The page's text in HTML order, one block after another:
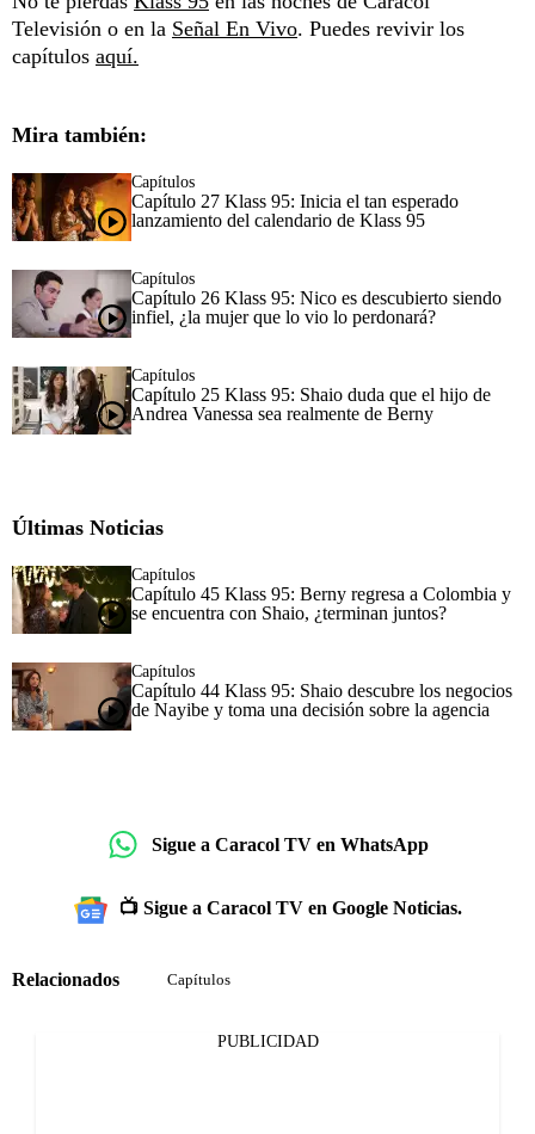
Televisión o en la Señal En Vivo. Puedes revivir los
capítulos aquí.
Mira también:
Capítulos
Capítulo 27 Klass 95: Inicia el tan esperado
lanzamiento del calendario de Klass 95
Capítulos
Capítulo 26 Klass 95: Nico es descubierto siendo
infiel, ¿la mujer que lo vio lo perdonará?
Capítulos
Capítulo 25 Klass 95: Shaio duda que el hijo de
Andrea Vanessa sea realmente de Berny
Últimas Noticias
Capítulos
Capítulo 45 Klass 95: Berny regresa a Colombia y
se encuentra con Shaio, ¿terminan juntos?
Capítulos
Capítulo 44 Klass 95: Shaio descubre los negocios
de Nayibe y toma una decisión sobre la agencia
Sigue a Caracol TV en WhatsApp
📺 Sigue a Caracol TV en Google Noticias.
Relacionados Capítulos
PUBLICIDAD